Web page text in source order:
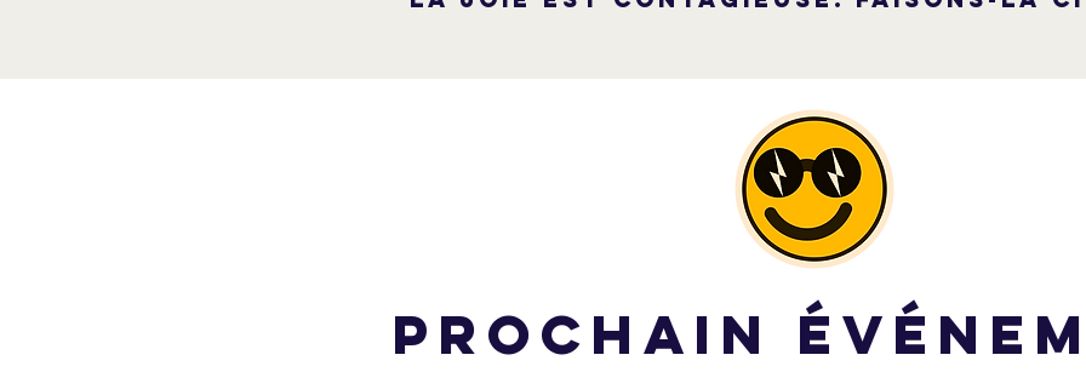
Prochain